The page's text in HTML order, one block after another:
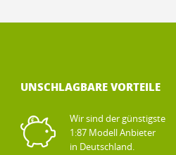
UNSCHLAGBARE VORTEILE
Wir sind der günstigste
1:87 Modell Anbieter
in Deutschland.